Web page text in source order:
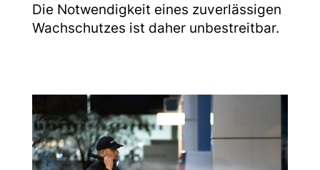
Die Notwendigkeit eines zuverlässigen
Wachschutzes ist daher unbestreitbar.